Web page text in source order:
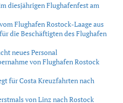
diesjährigen Flughafenfest am
Flughafen Rostock-Laage aus
die Beschäftigten des Flughafen
neues Personal
von Flughafen Rostock
für Costa Kreuzfahrten nach
von Linz nach Rostock